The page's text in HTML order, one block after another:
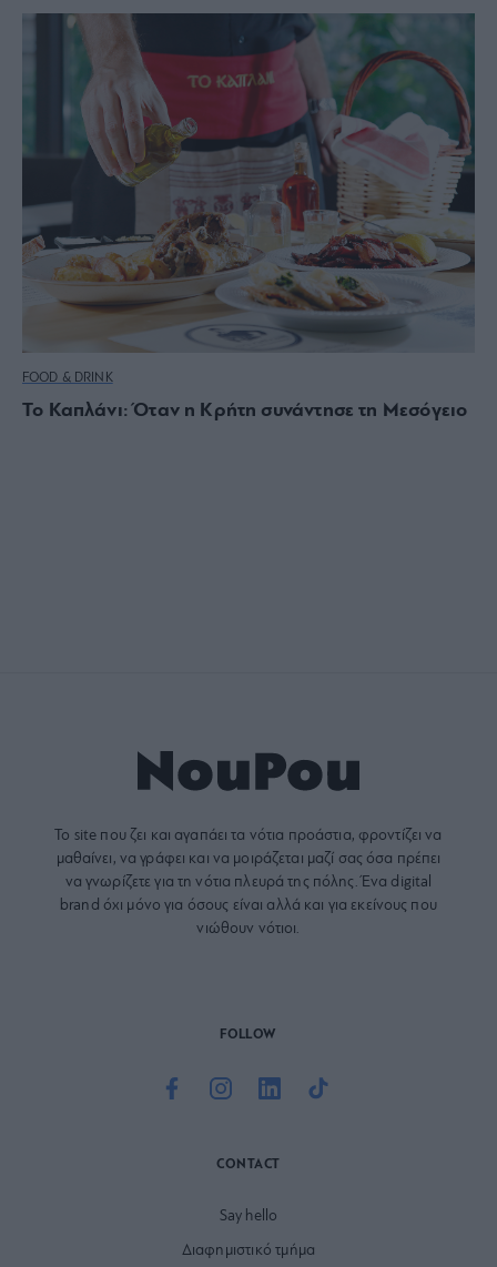
FOOD & DRINK
Το Καπλάνι: Όταν η Κρήτη συνάντησε τη Μεσόγειο
Το site που ζει και αγαπάει τα νότια προάστια, φροντίζει να
μαθαίνει, να γράφει και να μοιράζεται μαζί σας όσα πρέπει
να γνωρίζετε για τη νότια πλευρά της πόλης. Ένα digital
brand όχι μόνο για όσους είναι αλλά και για εκείνους που
νιώθουν νότιοι.
FOLLOW
CONTACT
Say hello
Διαφημιστικό τμήμα